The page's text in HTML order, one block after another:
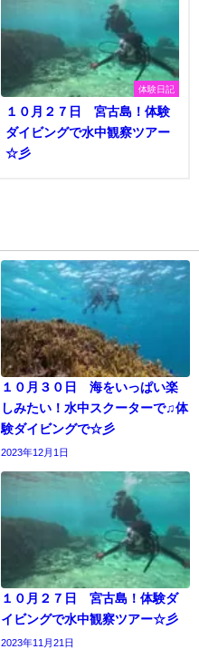
体験日記
１０月２７日 宮古島！体験
ダイビングで水中観察ツアー
☆彡
１０月３０日 海をいっぱい楽
しみたい！水中スクーターで♫体
験ダイビングで☆彡
2023年12月1日
１０月２７日 宮古島！体験ダ
イビングで水中観察ツアー☆彡
2023年11月21日